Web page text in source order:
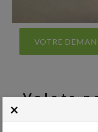
VOTRE
Volets
Habillez vos
×